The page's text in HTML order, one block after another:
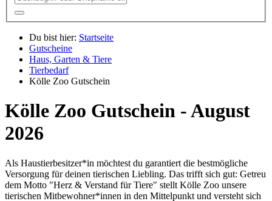
Du bist hier: Startseite
Gutscheine
Haus, Garten & Tiere
Tierbedarf
Kölle Zoo Gutschein
Kölle Zoo Gutschein - August
2026
Als Haustierbesitzer*in möchtest du garantiert die bestmögliche
Versorgung für deinen tierischen Liebling. Das trifft sich gut: Getreu
dem Motto "Herz & Verstand für Tiere" stellt Kölle Zoo unsere
tierischen Mitbewohner*innen in den Mittelpunkt und versteht sich